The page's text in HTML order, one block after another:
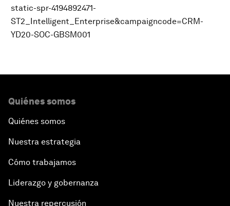
static-spr-4194892471-
ST2_Intelligent_Enterprise&campaigncode=CRM-
YD20-SOC-GBSM001
Quiénes somos
Quiénes somos
Nuestra estrategia
Cómo trabajamos
Liderazgo y gobernanza
Nuestra repercusión